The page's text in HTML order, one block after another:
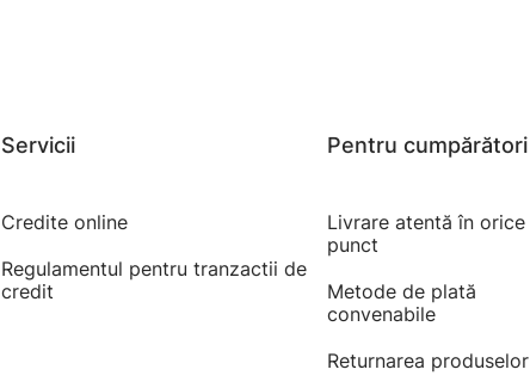
Servicii
Credite online
Regulamentul pentru tranzactii de
credit
Pentru cumpărători
Livrare atentă în orice
punct
Metode de plată
convenabile
Returnarea produselor